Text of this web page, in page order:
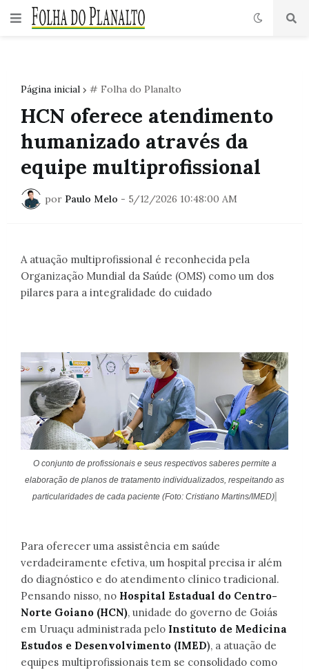
Página inicial # Folha do Planalto
HCN oferece atendimento
humanizado através da
equipe multiprofissional
por Paulo Melo - 5/12/2026 10:48:00 AM
A atuação multiprofissional é reconhecida pela
Organização Mundial da Saúde (OMS) como um dos
pilares para a integralidade do cuidado
O conjunto de profissionais e seus respectivos saberes permite a
elaboração de planos de tratamento individualizados, respeitando as
particularidades de cada paciente (Foto: Cristiano Martins/IMED)
Para oferecer uma assistência em saúde
verdadeiramente efetiva, um hospital precisa ir além
do diagnóstico e do atendimento clínico tradicional.
Pensando nisso, no Hospital Estadual do Centro-
Norte Goiano (HCN), unidade do governo de Goiás
em Uruaçu administrada pelo Instituto de Medicina
Estudos e Desenvolvimento (IMED), a atuação de
equipes multiprofissionais tem se consolidado como